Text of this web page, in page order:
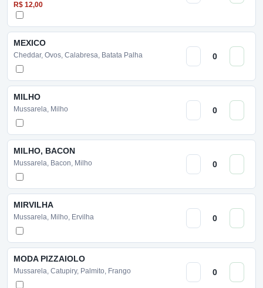
R$ 12,00
MEXICO
Cheddar, Ovos, Calabresa, Batata Palha
MILHO
Mussarela, Milho
MILHO, BACON
Mussarela, Bacon, Milho
MIRVILHA
Mussarela, Milho, Ervilha
MODA PIZZAIOLO
Mussarela, Catupiry, Palmito, Frango